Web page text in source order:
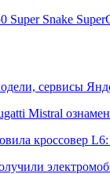
Super Snake
сервисы
Mistral
кроссовер